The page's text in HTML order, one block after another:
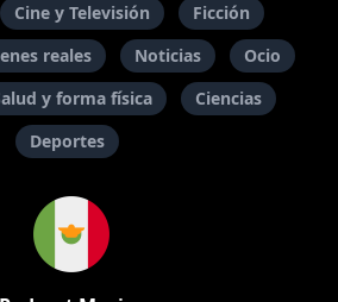
Cine y Televisión
Ficción
reales Noticias
Ocio
y forma física
Ciencias
Deportes